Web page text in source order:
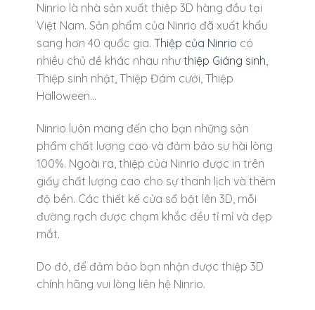
Ninrio là nhà sản xuất thiệp 3D hàng đầu tại
Việt Nam. Sản phẩm của Ninrio đã xuất khẩu
sang hơn 40 quốc gia. Thiệp của Ninrio có
nhiều chủ đề khác nhau nhưthiệp Giáng sinh,
Thiệp sinh nhật, Thiệp Đám cưới, Thiệp
Halloween…
Ninrio luôn mang đến cho bạn những sản
phẩm chất lượng cao và đảm bảo sự hài lòng
100%. Ngoài ra, thiệp của Ninrio được in trên
giấy chất lượng cao cho sự thanh lịch và thêm
độ bền. Các thiết kế cửa sổ bật lên 3D, mỗi
đường rạch được chạm khắc đều tỉ mỉ và đẹp
mắt.
Do đó, để đảm bảo bạn nhận được thiệp 3D
chính hãng vui lòng liên hệ Ninrio.